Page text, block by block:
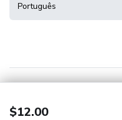
$12.00
Português